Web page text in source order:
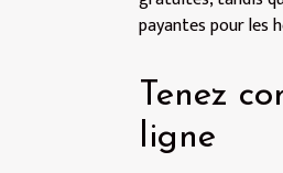
payantes pour les
Tenez
ligne